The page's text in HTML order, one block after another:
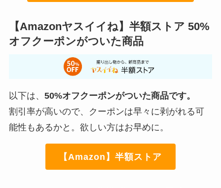
【Amazonヤスイイね】半額ストア 50%
オフクーポンがついた商品
以下は、 50%オフクーポンがついた商品です。
割引率が高いので、クーポンは早々に剥がれる可
能性もあるかと。欲しい方はお早めに。
【Amazon】半額ストア